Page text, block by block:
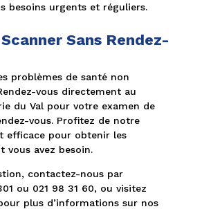
besoins urgents et réguliers.
Sans Rendez-
problèmes de santé non
vous directement au
du Val pour votre examen de
vous. Profitez de notre
efficace pour obtenir les
vous avez besoin.
contactez-nous par
ou 021 98 31 60, ou visitez
plus d’informations sur nos